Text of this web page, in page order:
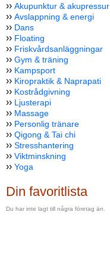
›› Akupunktur & akupressur
›› Avslappning & energi
›› Dans
›› Floating
›› Friskvårdsanläggningar
›› Gym & träning
›› Kampsport
›› Kiropraktik & Naprapati
›› Kostrådgivning
›› Ljusterapi
›› Massage
›› Personlig tränare
›› Qigong & Tai chi
›› Stresshantering
›› Viktminskning
›› Yoga
Din favoritlista
Du har inte lagt till några företag än.